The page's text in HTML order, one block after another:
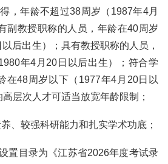
，年龄不超过38周岁（1987年4月
副教授职称的人员，年龄在40周岁
后出生）；具有教授职称的人员，
年4月20日以后出生）；符合学
在48周岁以下（1977年4月20日以
层次人才可适当放宽年龄限制；
、较强科研能力和扎实学术功底；
置目录为《江苏省2026年度考试录